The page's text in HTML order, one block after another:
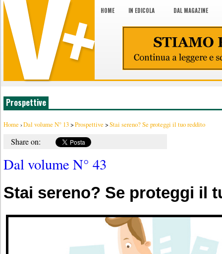
HOME IN EDICOLA DAL MAGAZINE
Prospettive
Home ›Dal volume N° 13>Prospettive >Stai sereno? Se proteggi il tuo reddito
Share on:
Dal volume N° 43
Stai sereno? Se proteggi il